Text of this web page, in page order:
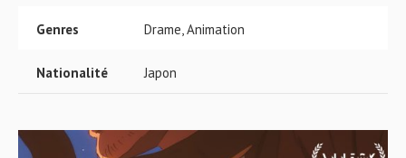
Genres Drame, Animation
Nationalité Japon